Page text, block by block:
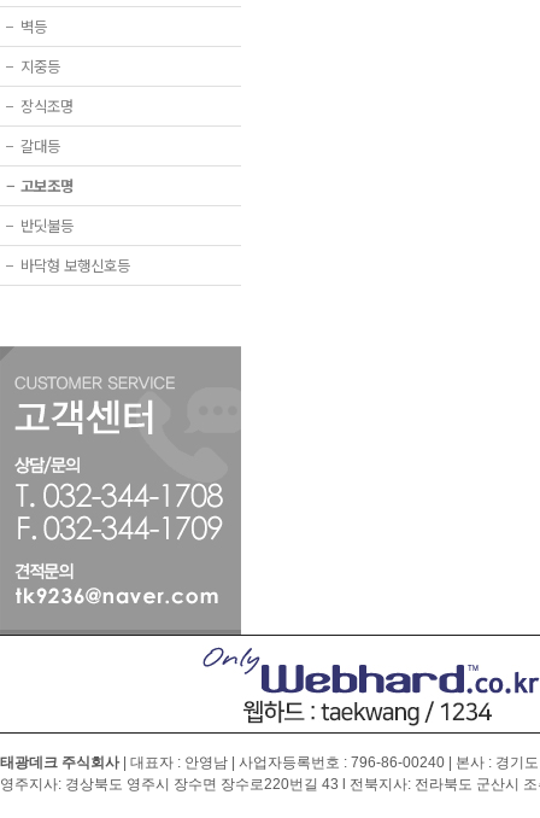
− 벽등
− 지중등
− 장식조명
− 갈대등
− 고보조명
− 반딧불등
− 바닥형 보행신호등
태광데크 주식회사| 대표자 : 안영남 | 사업자등록번호 : 796-86-00240 | 본사 : 경기
영주지사: 경상북도 영주시 장수면 장수로220번길 43 l 전북지사: 전라북도 군산시